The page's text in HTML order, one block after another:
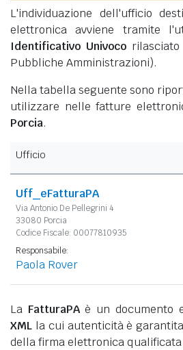
L'individuazione dell'ufficio
elettronica avviene tramite
Identificativo Univoco
Pubbliche Amministrazioni).
Nella tabella seguente sono
utilizzare nelle fatture
Porcia.
Ufficio
Uff_eFatturaPA
Via Antonio De Pellegrini 4
33080 Porcia
Codice Fiscale: 00077810935
Responsabile:
Paola Rover
La FatturaPAè un documento
XML la cui autenticità è
della firma elettronica